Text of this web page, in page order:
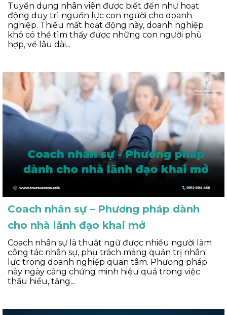
Tuyển dụng nhân viên được biết đến như hoạt
động duy trì nguồn lực con người cho doanh
nghiệp. Thiếu mất hoạt động này, doanh nghiệp
khó có thể tìm thấy được những con người phù
hợp, về lâu dài...
Coach nhân sự – Phương pháp dành
cho nhà lãnh đạo khai mở
Coach nhân sự là thuật ngữ được nhiều người làm
công tác nhân sự, phụ trách mảng quản trị nhân
lực trong doanh nghiệp quan tâm. Phương pháp
này ngày càng chứng minh hiệu quả trong việc
thấu hiểu, tăng...